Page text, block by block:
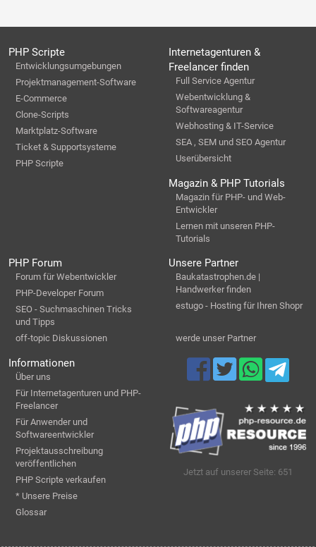
PHP Scripte
Entwicklungsumgebungen
Projektmanagement-Software
E-Commerce
Clone-Scripts
Marktplatz-Software
Ticket & Supportsysteme
PHP Scripte
Internetagenturen &
Freelancer finden
Full Service Agentur
Webentwicklung &
Softwareagentur
Webhosting & IT-Service
SEA , SEM und SEO Agentur
Userübersicht
Magazin & PHP Tutorials
Magazin für PHP- und Web-
Entwickler
Lernen mit unseren PHP-
Tutorials
PHP Forum
Forum für Webentwickler
PHP-Developer Forum
SEO - Suchmaschinen Tricks
und Tipps
off-topic Diskussionen
Unsere Partner
Baukatastrophen.de |
Handwerker finden
estugo - Hosting für Ihren Shopr
werde unser Partner
Informationen
Über uns
Für Internetagenturen und PHP-
Freelancer
Für Anwender und
Softwareentwickler
Projektausschreibung
veröffentlichen
PHP Scripte verkaufen
* Unsere Preise
Glossar
Jetzt auf unserer Seite: 651